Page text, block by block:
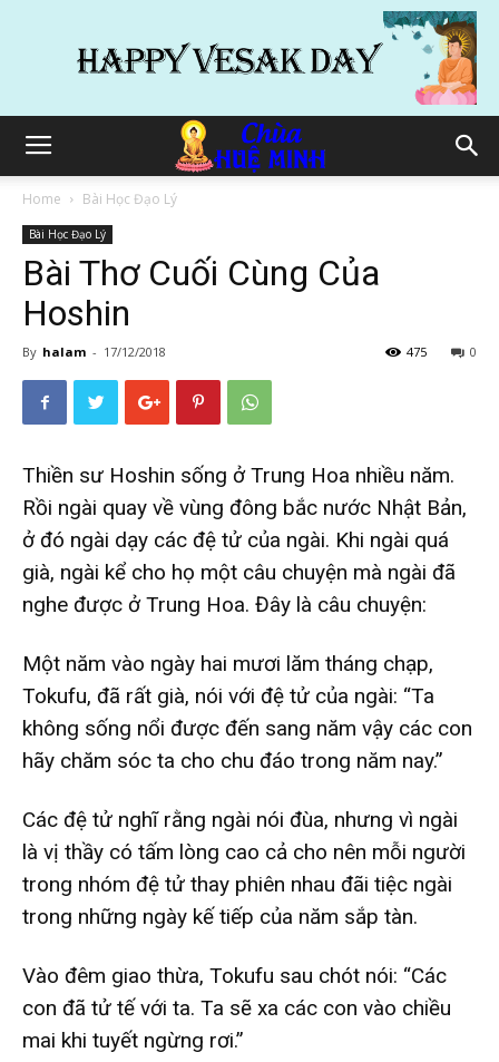
Home Bài Học Đạo Lý
Bài Học Đạo Lý
Bài Thơ Cuối Cùng Của
Hoshin
By halam - 17/12/2018 0
475
Thiền sư Hoshin sống ở Trung Hoa nhiều năm.
Rồi ngài quay về vùng đông bắc nước Nhật Bản,
ở đó ngài dạy các đệ tử của ngài. Khi ngài quá
già, ngài kể cho họ một câu chuyện mà ngài đã
nghe được ở Trung Hoa. Đây là câu chuyện:
Một năm vào ngày hai mươi lăm tháng chạp,
Tokufu, đã rất già, nói với đệ tử của ngài: “Ta
không sống nổi được đến sang năm vậy các con
hãy chăm sóc ta cho chu đáo trong năm nay.”
Các đệ tử nghĩ rằng ngài nói đùa, nhưng vì ngài
là vị thầy có tấm lòng cao cả cho nên mỗi người
trong nhóm đệ tử thay phiên nhau đãi tiệc ngài
trong những ngày kế tiếp của năm sắp tàn.
Vào đêm giao thừa, Tokufu sau chót nói: “Các
con đã tử tế với ta. Ta sẽ xa các con vào chiều
mai khi tuyết ngừng rơi.”